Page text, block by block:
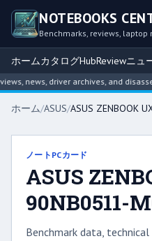
NOTEBOOKS
Benchmarks, reviews,
ホームカタログHubReviewニュ
news, driver archives, and
ホーム/ASUS/ASUS ZENBOOK
ノートPCカード
ASUS
90NB0511-
Benchmark data,